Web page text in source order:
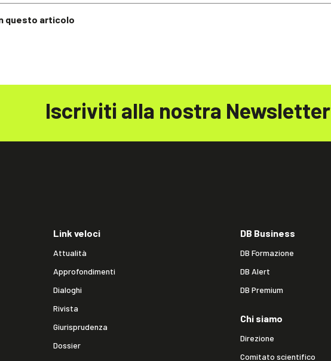
questo articolo
Iscriviti alla nostra Newsletter
Link veloci
Attualità
Approfondimenti
Dialoghi
Rivista
Giurisprudenza
Dossier
DB Business
DB Formazione
DB Alert
DB Premium
Chi siamo
Direzione
Comitato scientifico